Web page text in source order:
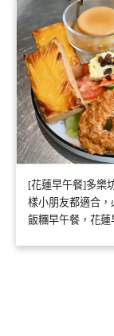
[花蓮早午餐]多樂
樣小朋友都適合，
飯糰早午餐，花蓮